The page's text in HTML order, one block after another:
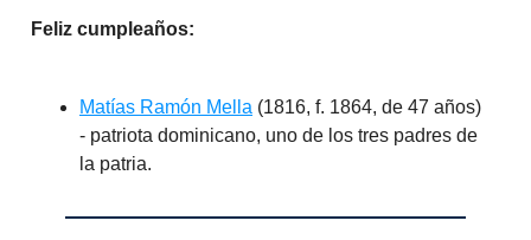
Feliz cumpleaños:
Matías Ramón Mella (1816, f. 1864, de 47 años)
- patriota dominicano, uno de los tres padres de
la patria.